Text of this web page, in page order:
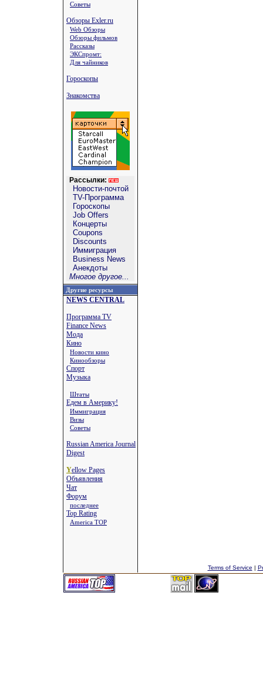
Советы
Обзоры Exler.ru
Web Обзоры
Обзоры фильмов
Рассказы
ЭКСпромт:
Для чайников
Гороскопы
Знакомства
Рассылки:
Новости-почтой
TV-Программа
Гороскопы
Job Offers
Концерты
Coupons
Discounts
Иммиграция
Business News
Анекдоты
Многое другое...
Другие ресурсы
NEWS CENTRAL
Программа TV
Finance News
Мода
Кино
Новости кино
Кинообзоры
Спорт
Музыка
Штаты
Едем в Америку!
Иммиграция
Визы
Советы
Russian America Journal
Digest
Yellow Pages
Объявления
Чат
Форум
последнее
Top Rating
America TOP
Terms of Service |